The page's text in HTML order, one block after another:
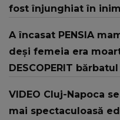
fost înjunghiat în
A încasat PENSIA
deși femeia era
DESCOPERIT
VIDEO Cluj-Napoca
mai spectaculoasă